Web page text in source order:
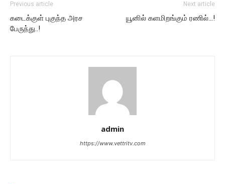
Previous article
கடைக்குள் புகுந்த அரச
பேருந்து..!
Next article
யூனில் களமிறங்கும் ரணில்…!
admin
https://www.vettritv.com